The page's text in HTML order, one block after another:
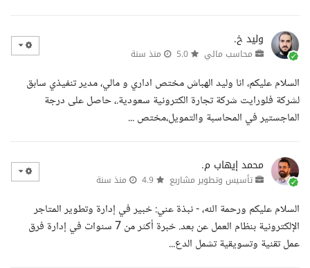
وليد خ.
محاسب مالي منذ سنة
السلام عليكم، انا وليد الهباش مختص اداري و مالي، مدير تنفيذي سابق
لشركة فلورايت شركة تجارة الكترونية سعودية.، حاصل على درجة
الماجستير في المحاسبة والتمويل،مختص ...
محمد إيهاب م.
تأسيس وتطوير مشاريع منذ سنة
السلام عليكم ورحمة الله، - نبذة عني: خبير في إدارة وتطوير المتاجر
الإلكترونية بنظام العمل عن بعد. خبرة أكثر من 7 سنوات في إدارة فرق
عمل تقنية وتسويقية تشمل الدع...